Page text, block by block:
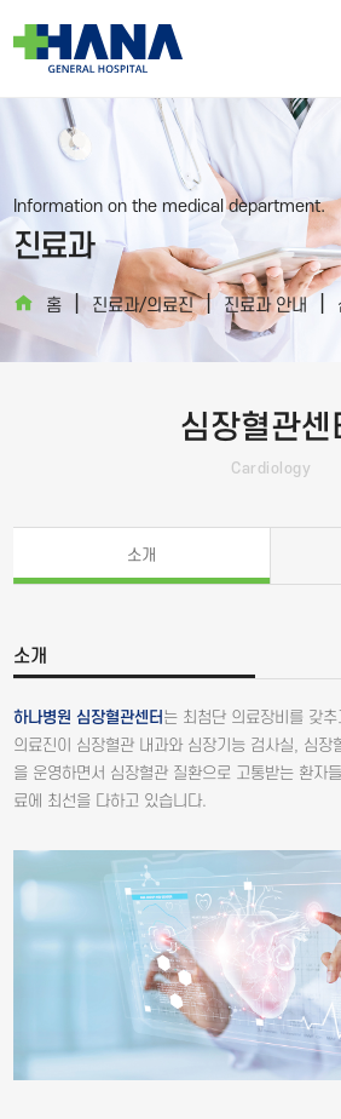
Information on the medical department.
진료과
홈 | 진료과/의료진 | 진료과 안내
심장혈관센
Cardiology
소개
소개
하나병원 심장혈관센터 는 최첨단 의료장비를 갖
의료진이 심장혈관 내과와 심장기능 검사실, 심장
을 운영하면서 심장혈관 질환으로 고통받는 환자
료에 최선을 다하고 있습니다.